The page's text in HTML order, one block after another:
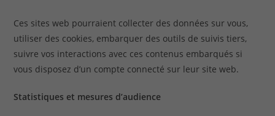
Ces sites web pourraient collecter des données sur vous,
utiliser des cookies, embarquer des outils de suivis tiers,
suivre vos interactions avec ces contenus embarqués si
vous disposez d’un compte connecté sur leur site web.
Statistiques et mesures d’audience